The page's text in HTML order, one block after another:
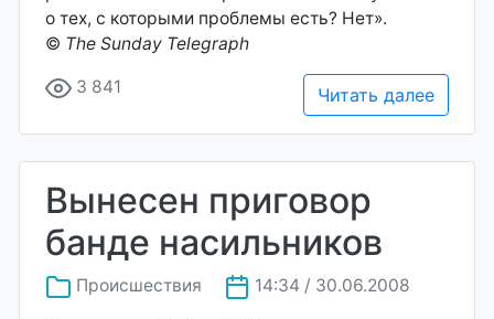
о тех, с которыми проблемы есть? Нет».
© The Sunday Telegraph
3 841 Читать далее
Вынесен приговор
банде насильников
Происшествия 14:34 / 30.06.2008